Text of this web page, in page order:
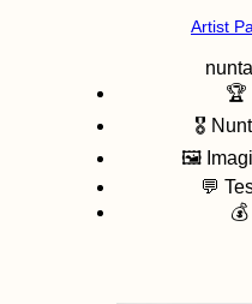
Artist
nunta
🏆
🎖️
🖼️
💬